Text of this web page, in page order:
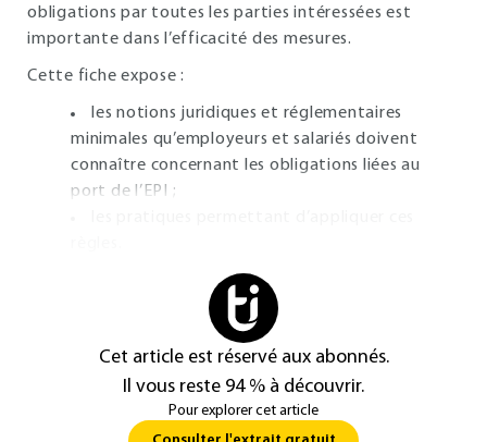
obligations par toutes les parties intéressées est
importante dans l’efficacité des mesures.
Cette fiche expose :
les notions juridiques et réglementaires
minimales qu’employeurs et salariés doivent
connaître concernant les obligations liées au
port de l’EPI ;
Cet article est réservé aux abonnés.
Il vous reste 94 % à découvrir.
Pour explorer cet article